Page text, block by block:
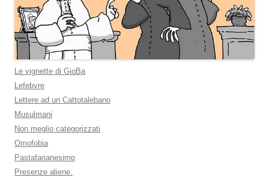
Le vignette di GioBa
Lefebvre
Lettere ad un Cattotalebano
Musulmani
Non meglio categorizzati
Omofobia
Pastafarianesimo
Presenze aliene.